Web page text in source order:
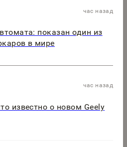
час назад
показан один из
в мире
час назад
известно о новом Geely